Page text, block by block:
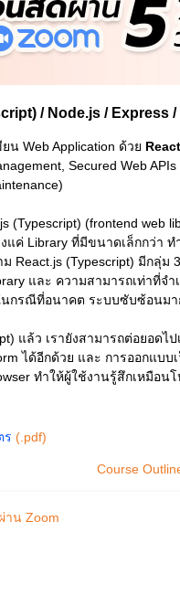
/ Node.js / Express
น Web Application ด้วย
Secured Web
(Typescript) (frontend web
งแค่ Library ที่มีขนาดเล็กกว่า
ม React.js (Typescript) มีกลุ่
และ ความสามารถเท่าที่จ
นกรณีที่อนาคต ระบบซับซ้อนม
แล้ว เรายังสามารถต่อยอดไ
ได้อีกด้วย และ การออกแบบ
ทำให้ผู้ใช้งานรู้สึกเหมือน
ร (.pdf)
Course
าน Zoom